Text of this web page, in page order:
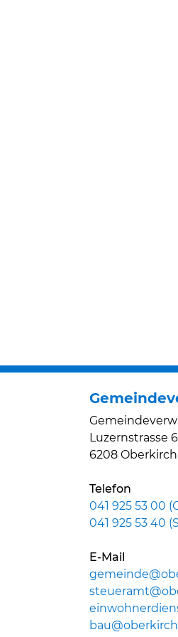
Luzernstrasse
6208 Oberkirch
Telefon
041 925 53 00
041 925 53 40
E-Mail